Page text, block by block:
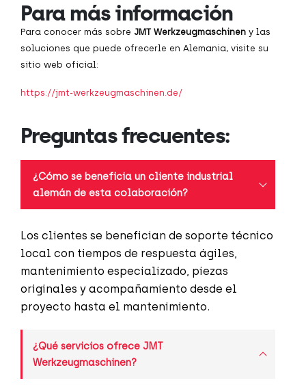
Para más información
Para conocer más sobre JMT Werkzeugmaschinen y las
soluciones que puede ofrecerle en Alemania, visite su
sitio web oficial:
https://jmt-werkzeugmaschinen.de/
Preguntas frecuentes:
¿Cómo se beneficia un cliente industrial
alemán de esta colaboración?
Los clientes se benefician de soporte técnico
local con tiempos de respuesta ágiles,
mantenimiento especializado, piezas
originales y acompañamiento desde el
proyecto hasta el mantenimiento.
¿Qué servicios ofrece JMT
Werkzeugmaschinen?